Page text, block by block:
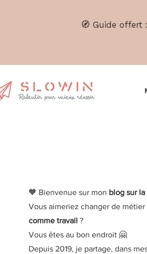
🧭 Guide offert :
🧡 Bienvenue sur mon blog sur
Vous aimeriez changer de
comme travail ?
Vous êtes au bon endroit 🤗
Depuis 2019, je partage, dans